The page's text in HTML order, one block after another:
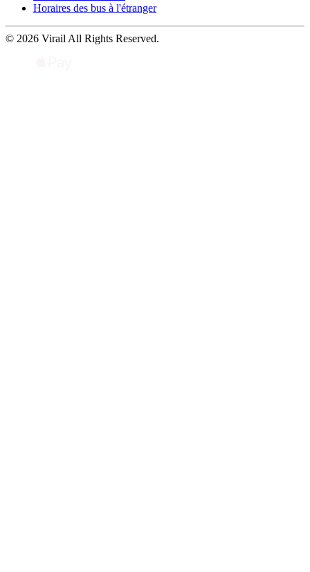
Horaires des bus à l'étranger
© 2026 Virail All Rights Reserved.